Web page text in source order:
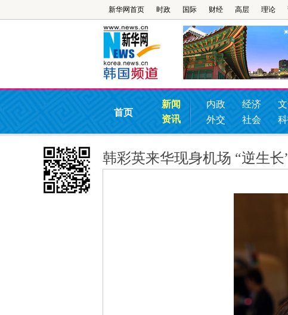
新华网首页 时政 国际 财经 高层 理论
首页
新闻
资讯
内政 经济
外交
社会
韩彩英来华现身机场 “逆生长